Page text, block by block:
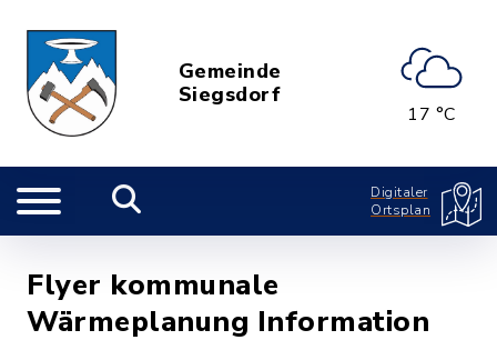
Gemeinde
Siegsdorf
17 °C
Digitaler
Ortsplan
Flyer kommunale
Wärmeplanung Information